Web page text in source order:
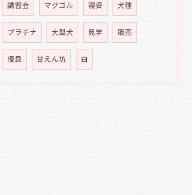
講習会 マグゴル 寝姿 犬種
プラチナ 大型犬 見学 販売
優良 甘えん坊 白